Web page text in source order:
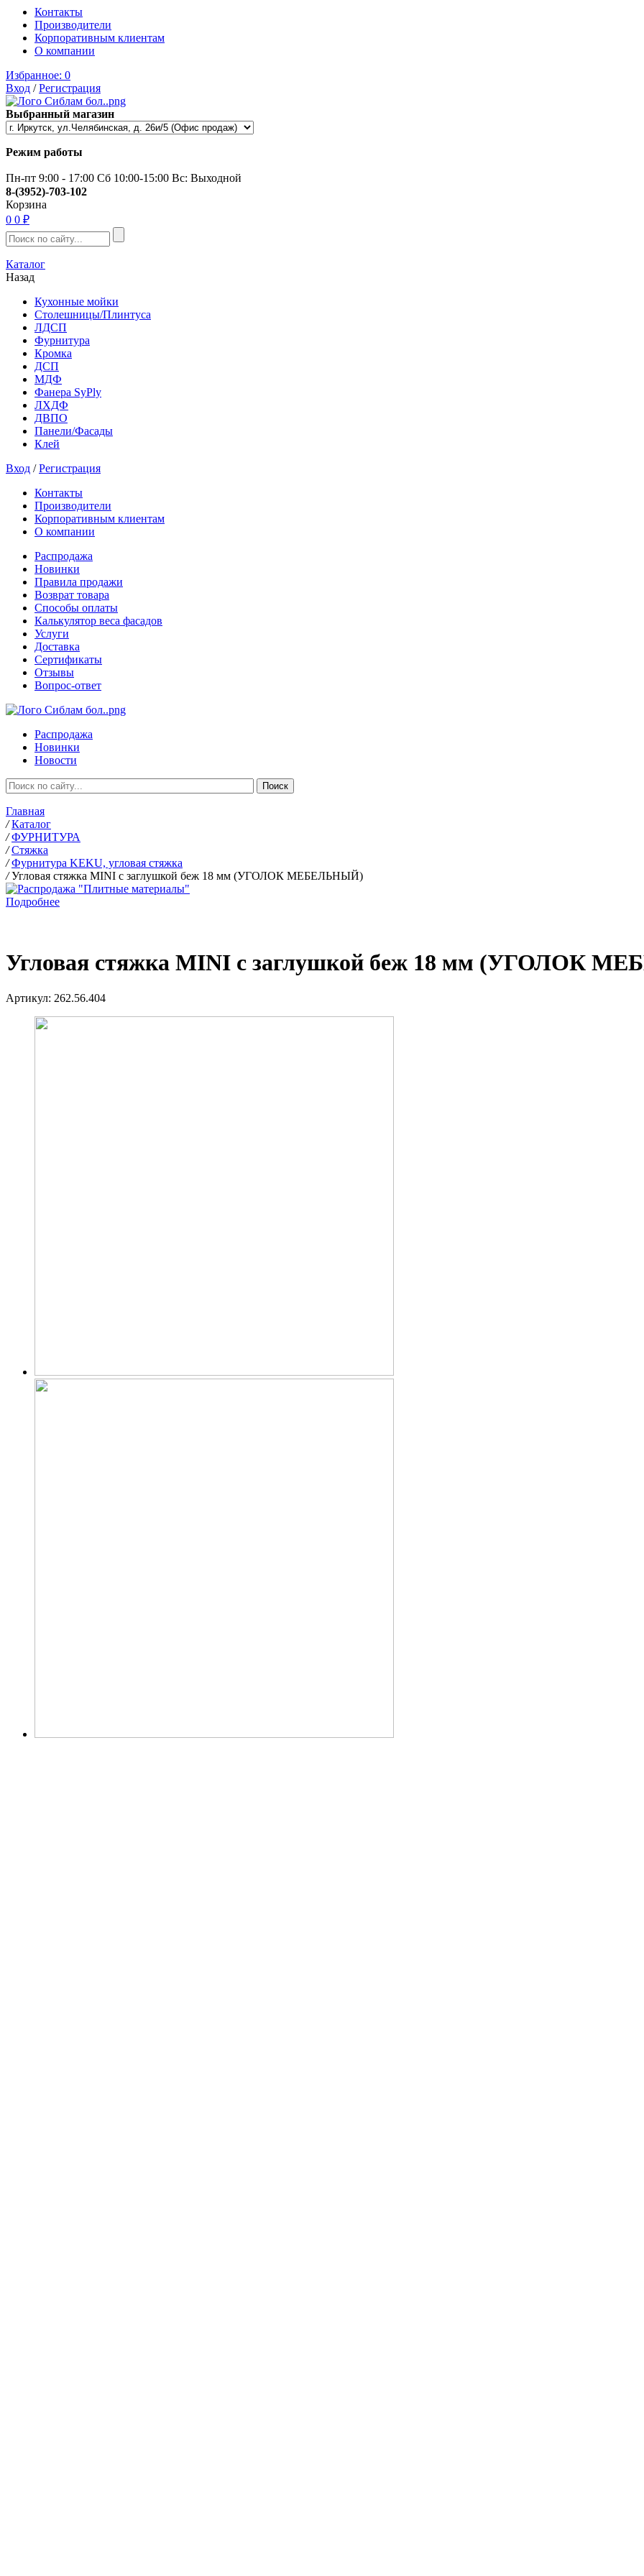
Контакты
Производители
Корпоративным клиентам
О компании
Избранное: 0
Вход /Регистрация
Выбранный магазин
Режим работы
Пн-пт 9:00 - 17:00 Сб 10:00-15:00 Вс: Выходной
8-(3952)-703-102
Корзина
0 0 ₽
Каталог
Назад
Кухонные мойки
Столешницы/Плинтуса
ЛДСП
Фурнитура
Кромка
ДСП
МДФ
Фанера SyPly
ЛХДФ
ДВПО
Панели/Фасады
Клей
Вход /Регистрация
Контакты
Производители
Корпоративным клиентам
О компании
Распродажа
Новинки
Правила продажи
Возврат товара
Способы оплаты
Калькулятор веса фасадов
Услуги
Доставка
Сертификаты
Отзывы
Вопрос-ответ
Распродажа
Новинки
Новости
Главная
/ Каталог
/ ФУРНИТУРА
/ Стяжка
/ Фурнитура KEKU, угловая стяжка
/ Угловая стяжка MINI с заглушкой беж 18 мм (УГОЛОК МЕБЕЛЬНЫЙ)
Подробнее
Угловая стяжка MINI с заглушкой беж 18 мм (УГОЛОК
Артикул: 262.56.404